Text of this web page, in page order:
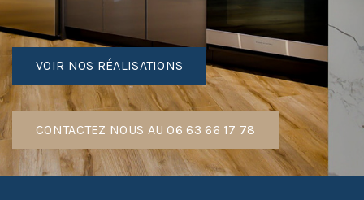
VOIR NOS RÉALISATIONS
CONTACTEZ NOUS AU 06 63 66 17 78